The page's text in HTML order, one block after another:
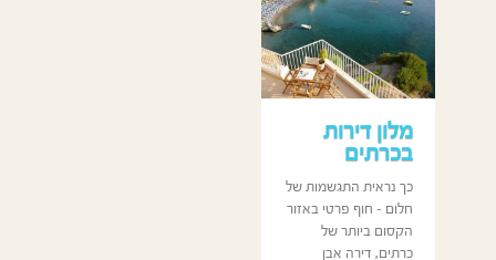
GBtoptravels
מלון דירות
בכרתים
כך נראית התגשמות של
חלום – חוף פרטי באזור
הקסום ביותר של
כרתים, דירה אבן